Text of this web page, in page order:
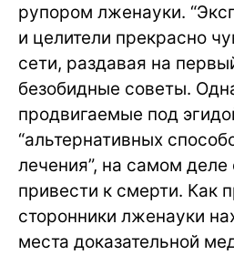
рупором лженауки.
и целители прекрасно
сети, раздавая на
безобидные советы.
продвигаемые под
“альтернативных
лечения”, на самом
привести к смерти. Как
сторонники лженауки
места доказательной